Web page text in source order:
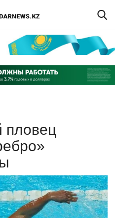
пловец